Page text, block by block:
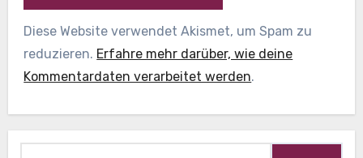
Diese Website verwendet Akismet, um Spam zu
reduzieren. Erfahre mehr darüber, wie deine
Kommentardaten verarbeitet werden.